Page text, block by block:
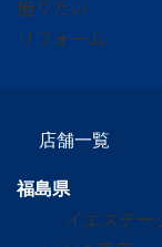
借りたい
リフォーム
店舗一覧
福島県
イエステー